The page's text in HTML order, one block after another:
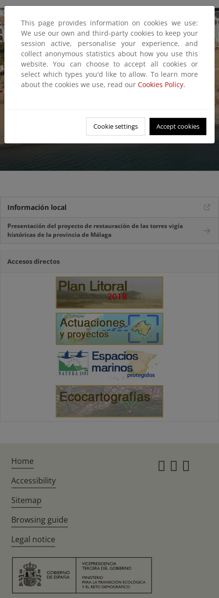
Información local
Presentación del proyecto de restauración de las torres vigía
históricas de la provincia de Málaga
Accesos directos
This page provides information on cookies we use:
We use our own and third-party cookies to keep your
session active, personalise your experience, and
collect anonymous statistics about how you use this
website. You can choose to accept all cookies or
select which types you'd like to allow. To learn more
about the cookies we use, read our Cookies Policy.
Cookie settings Accept cookies
Home
Accessibility
Sitemap
Browsing guide
Legal notice